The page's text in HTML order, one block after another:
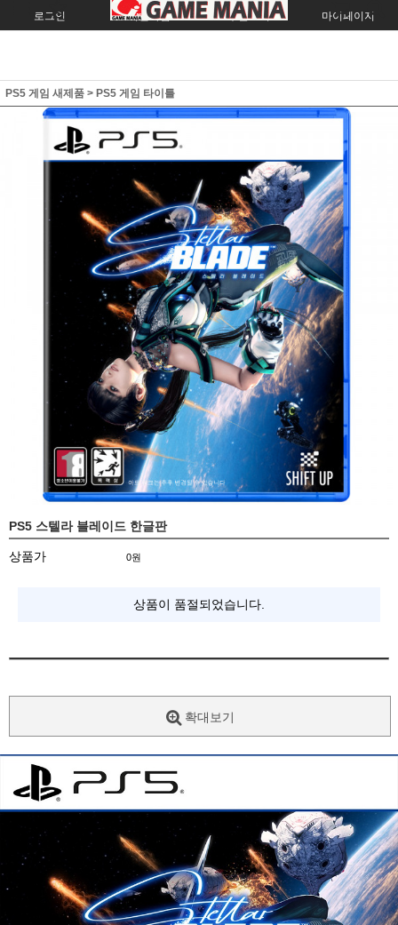
로그인 회원가입 주문조회 마이페이지
PS5 게임 새제품 > PS5 게임 타이틀
PS5 스텔라 블레이드 한글판
상품가 0원
상품이 품절되었습니다.
확대보기